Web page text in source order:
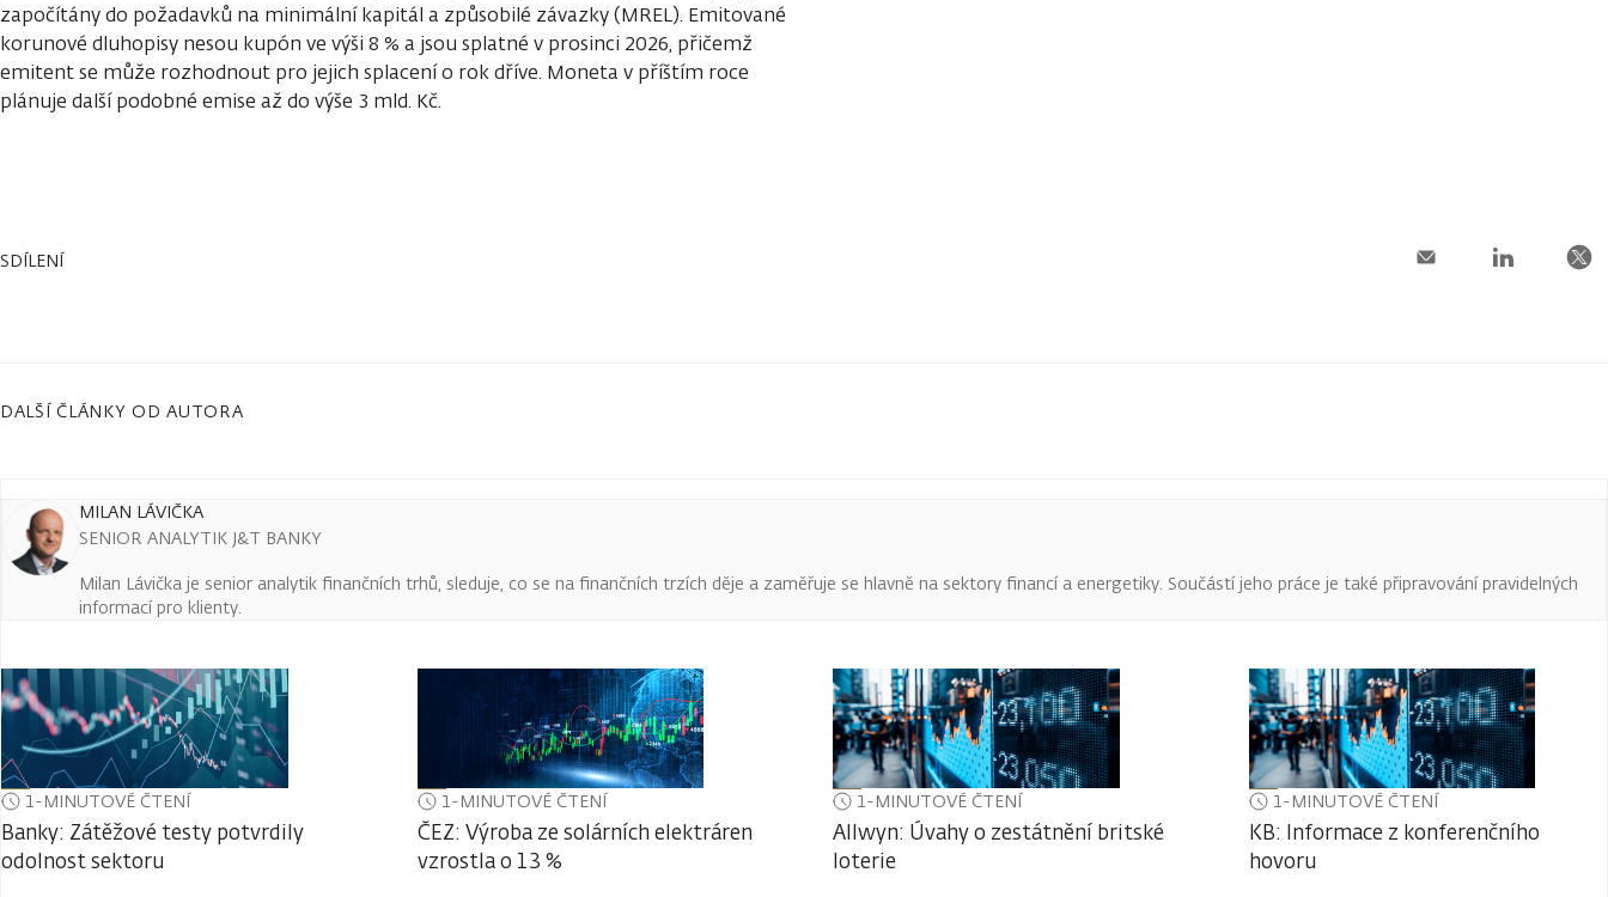
započítány do požadavků na minimální kapitál a způsobilé závazky (MREL). Emitované
korunové dluhopisy nesou kupón ve výši 8 % a jsou splatné v prosinci 2026, přičemž
emitent se může rozhodnout pro jejich splacení o rok dříve. Moneta v příštím roce
plánuje další podobné emise až do výše 3 mld. Kč.
SDÍLENÍ
DALŠÍ ČLÁNKY OD AUTORA
MILAN LÁVIČKA
SENIOR ANALYTIK J&T BANKY
Milan Lávička je senior analytik finančních trhů, sleduje, co se na finančních trzích děje a zaměřuje se hlavně na sektory financí a energetiky. Součástí jeho práce je také připravování pravidelných
informací pro klienty.
1-MINUTOVÉ ČTENÍ
Banky: Zátěžové testy potvrdily
odolnost sektoru
1-MINUTOVÉ ČTENÍ
ČEZ: Výroba ze solárních elektráren
vzrostla o 13 %
1-MINUTOVÉ ČTENÍ
Allwyn: Úvahy o zestátnění britské
loterie
1-MINUTOVÉ ČTENÍ
KB: Informace z konferenčního
hovoru